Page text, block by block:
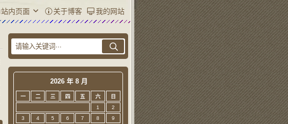
站内页面 关于博客 我的网站
2026 年 8 月
一 二 三 四 五 六
日
1
2
3
4 5 6 7 8
9